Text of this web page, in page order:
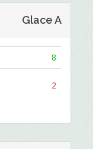
Glace A
8
2